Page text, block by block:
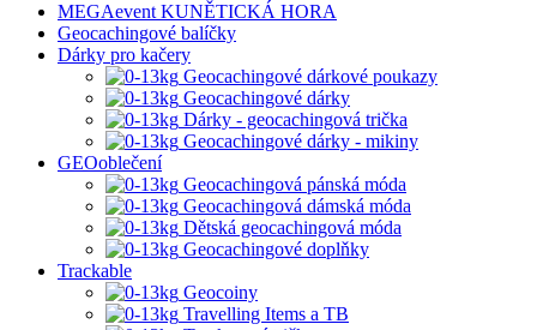
MEGAevent KUNĚTICKÁ HORA
Geocachingové balíčky
Dárky pro kačery
Geocachingové dárkové poukazy
Geocachingové dárky
Dárky - geocachingová trička
Geocachingové dárky - mikiny
GEOoblečení
Geocachingová pánská móda
Geocachingová dámská móda
Dětská geocachingová móda
Geocachingové doplňky
Trackable
Geocoiny
Travelling Items a TB